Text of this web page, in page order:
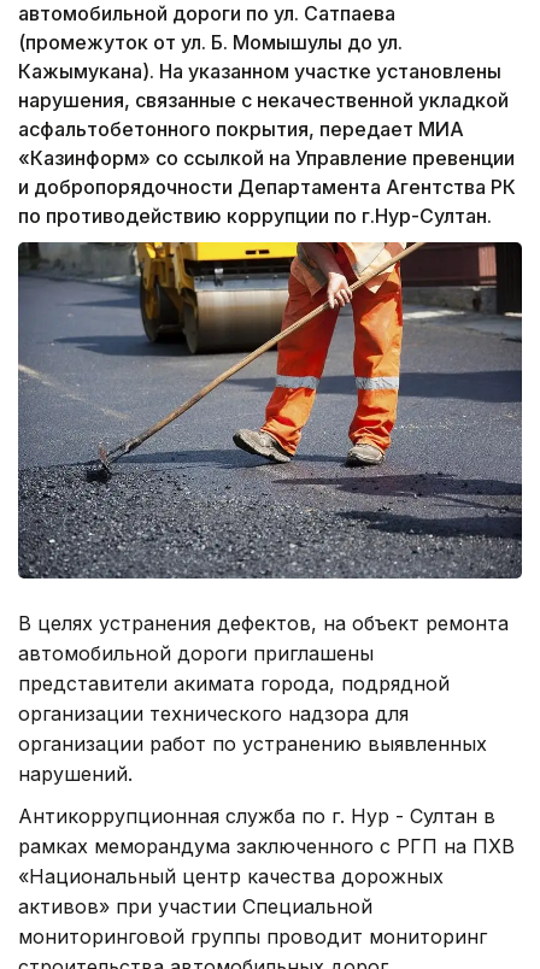
автомобильной дороги по ул. Сатпаева
(промежуток от ул. Б. Момышулы до ул.
Кажымукана). На указанном участке установлены
нарушения, связанные с некачественной укладкой
асфальтобетонного покрытия, передает МИА
«Казинформ» со ссылкой на Управление превенции
и добропорядочности Департамента Агентства РК
по противодействию коррупции по г.Нур-Султан.
В целях устранения дефектов, на объект ремонта
автомобильной дороги приглашены
представители акимата города, подрядной
организации технического надзора для
организации работ по устранению выявленных
нарушений.
Антикоррупционная служба по г. Нур - Султан в
рамках меморандума заключенного с РГП на ПХВ
«Национальный центр качества дорожных
активов» при участии Специальной
мониторинговой группы проводит мониторинг